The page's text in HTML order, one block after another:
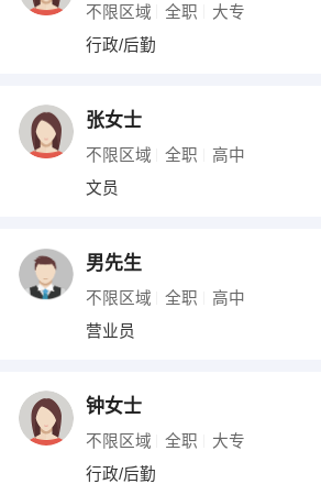
不限区域 全职 大专
行政/后勤
张女士
不限区域 全职 高中
文员
男先生
不限区域 全职 高中
营业员
钟女士
不限区域 全职 大专
行政/后勤